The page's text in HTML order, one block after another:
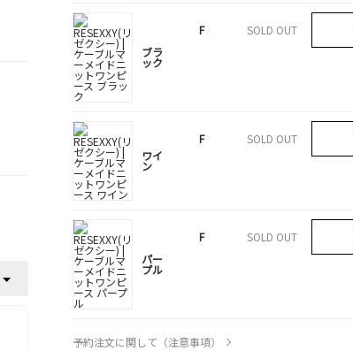
▼
メ
ブラ
ック
F SOLD OUT
ワイ
ン
F SOLD OUT
パー
プル
F SOLD OUT
予約注文に関して（注意事項）